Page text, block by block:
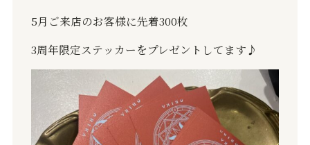
5月ご来店のお客様に先着300枚
3周年限定ステッカーをプレゼントしてます♪